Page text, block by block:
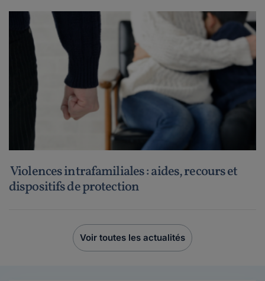
Violences intrafamiliales : aides, recours et
dispositifs de protection
Voir toutes les actualités